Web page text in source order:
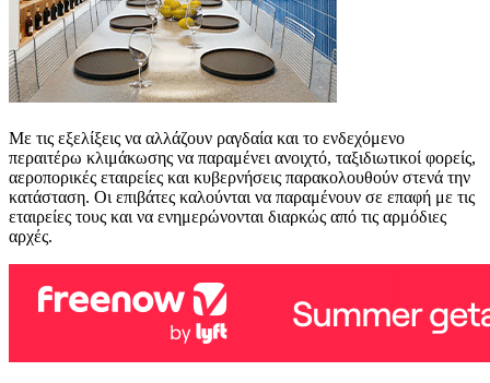
Με τις εξελίξεις να αλλάζουν ραγδαία και το ενδεχόμενο
περαιτέρω κλιμάκωσης να παραμένει ανοιχτό, ταξιδιωτικοί φορείς,
αεροπορικές εταιρείες και κυβερνήσεις παρακολουθούν στενά την
κατάσταση. Οι επιβάτες καλούνται να παραμένουν σε επαφή με τις
εταιρείες τους και να ενημερώνονται διαρκώς από τις αρμόδιες
αρχές.